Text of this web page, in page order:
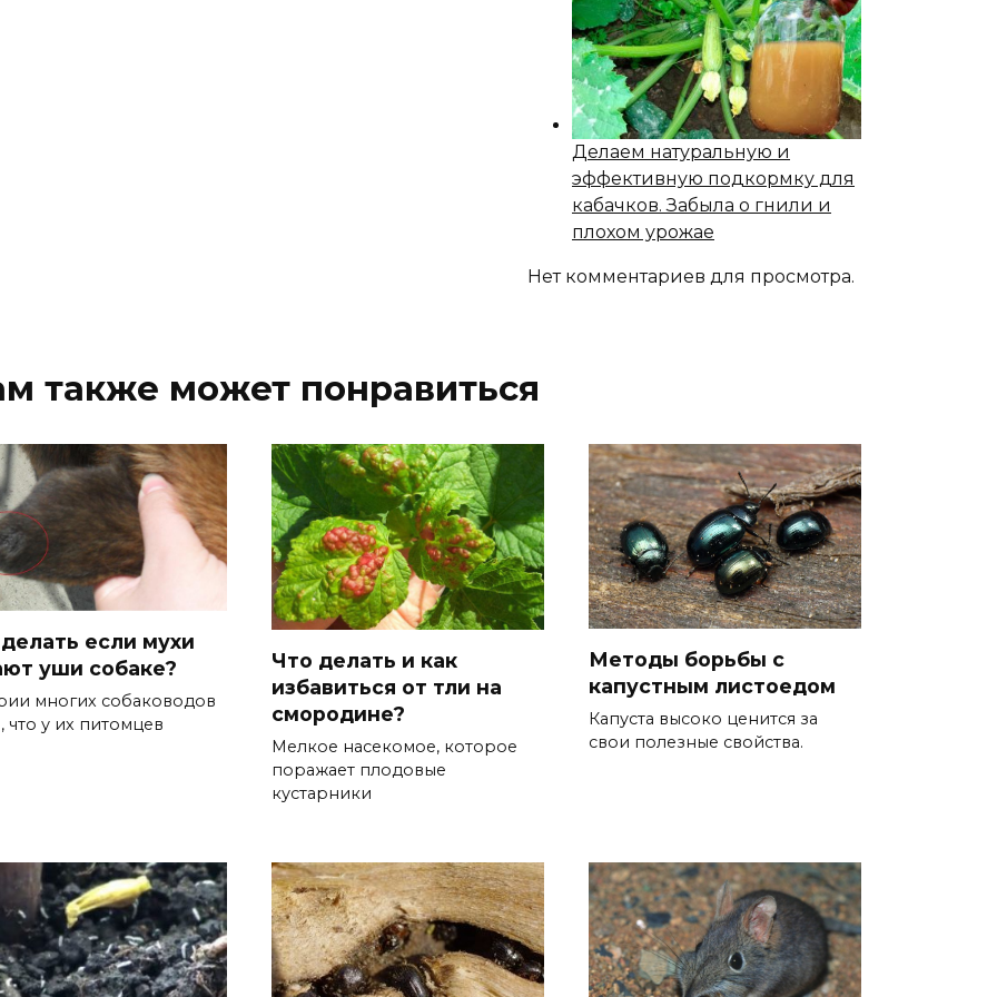
Делаем натуральную и
эффективную подкормку для
кабачков. Забыла о гнили и
плохом урожае
Нет комментариев для просмотра.
также может понравиться
если мухи
уши собаке?
многих собаководов
что у их питомцев
Что делать и как
избавиться от тли на
смородине?
Мелкое насекомое, которое
поражает плодовые
кустарники
Методы борьбы с
капустным листоедом
Капуста высоко ценится за
свои полезные свойства.